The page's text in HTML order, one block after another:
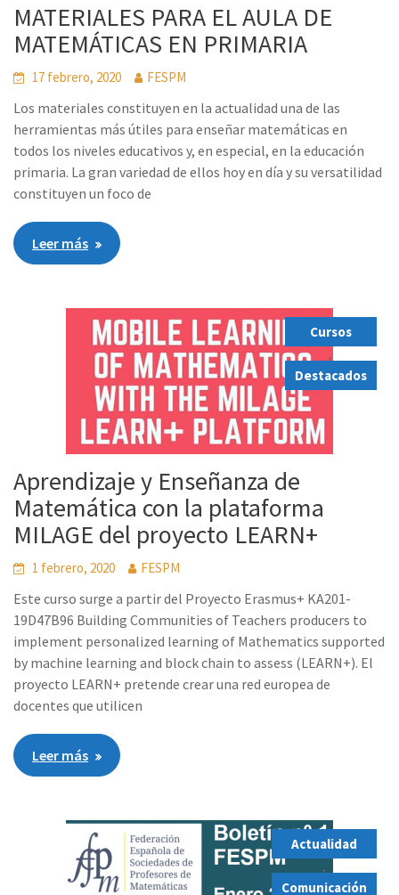
MATERIALES PARA EL AULA DE
MATEMÁTICAS EN PRIMARIA
17 febrero, 2020 FESPM
Los materiales constituyen en la actualidad una de las
herramientas más útiles para enseñar matemáticas en
todos los niveles educativos y, en especial, en la educación
primaria. La gran variedad de ellos hoy en día y su versatilidad
constituyen un foco de
Leer más
Cursos
,
Destacados
Aprendizaje y Enseñanza de
Matemática con la plataforma
MILAGE del proyecto LEARN+
1 febrero, 2020 FESPM
Este curso surge a partir del Proyecto Erasmus+ KA201-
19D47B96 Building Communities of Teachers producers to
implement personalized learning of Mathematics supported
by machine learning and block chain to assess (LEARN+). El
proyecto LEARN+ pretende crear una red europea de
docentes que utilicen
Leer más
Actualidad
,
Comunicación